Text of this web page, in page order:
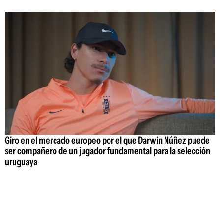
Giro en el mercado europeo por el que Darwin Núñez puede
ser compañero de un jugador fundamental para la selección
uruguaya